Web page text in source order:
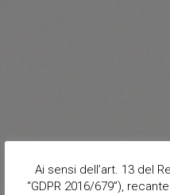
Ai sensi dell’art. 13 del
“GDPR 2016/679”),